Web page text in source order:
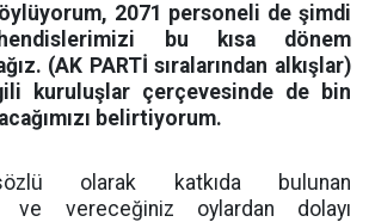
2071 personeli de şimdi
bu kısa dönem
(AK PARTİ sıralarından alkışlar)
kuruluşlar çerçevesinde de bin
belirtiyorum.
olarak katkıda bulunan
ve vereceğiniz oylardan dolayı